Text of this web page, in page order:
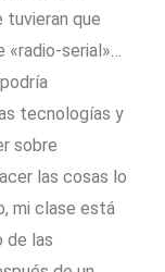
tuvieran que
«radio-serial»…
tecnologías y
sobre
las cosas lo
mi clase está
de las